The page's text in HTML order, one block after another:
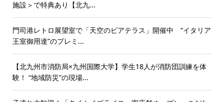
施設＞で特典あり【北九...
門司港レトロ展望室で「天空のビアテラス」開催中 “イタリア
王室御用達”のプレミ...
【北九州市消防局×九州国際大学】学生18人が消防団訓練を体
験！ “地域防災”の現場...